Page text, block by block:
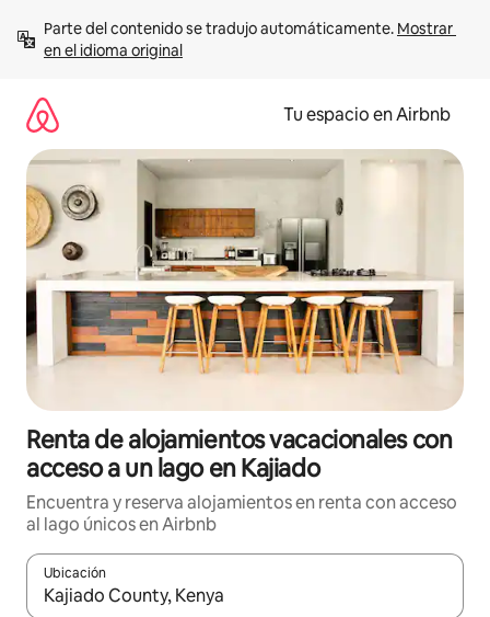
contenido
Parte del contenido se tradujo automáticamente. Mostrar
en el idioma original
Tu espacio en Airbnb
Renta de alojamientos vacacionales con
acceso a un lago en Kajiado
Encuentra y reserva alojamientos en renta con acceso
al lago únicos en Airbnb
Ubicación
Cuando los resultados estén disponibles, podrás navegar